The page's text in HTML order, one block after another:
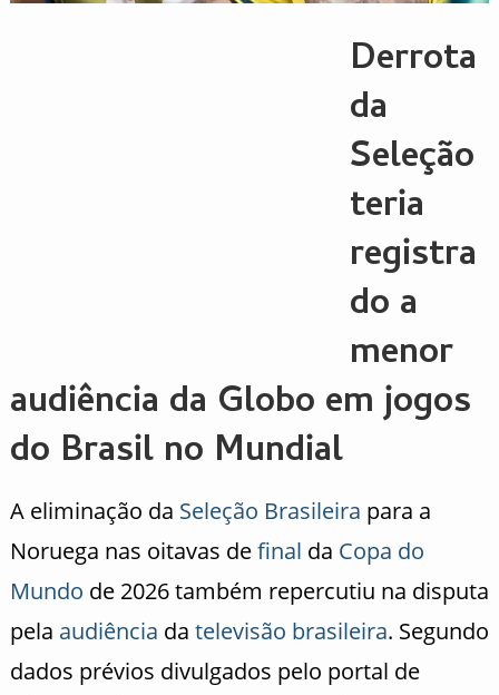
Derrota
da
Seleção
teria
registra
do a
menor
audiência da Globo em jogos
do Brasil no Mundial
A eliminação da Seleção Brasileira para a
Noruega nas oitavas definal da Copa do
Mundo de 2026 também repercutiu na disputa
pela audiência da televisão brasileira. Segundo
dados prévios divulgados pelo portal de